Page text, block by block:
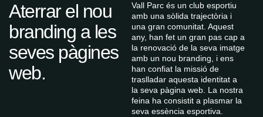
Aterrar el nou
branding a les
seves pàgines
web.
Vall Parc és un club esportiu
amb una sòlida trajectòria i
una gran comunitat. Aquest
any, han fet un gran pas cap a
la renovació de la seva imatge
amb un nou branding, i ens
han confiat la missió de
traslladar aquesta identitat a
la seva pàgina web. La nostra
feina ha consistit a plasmar la
seva essència esportiva.